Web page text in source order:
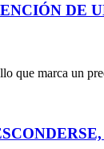
DE
que marca un